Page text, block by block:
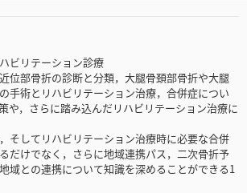
ビリテーション診療
位部骨折の診断と分類，大腿骨頚部骨折や大腿
手術とリハビリテーション治療，合併症につい
や，さらに踏み込んだリハビリテーション治療に
そしてリハビリテーション治療時に必要な合併
だけでなく，さらに地域連携パス，二次骨折予
域との連携について知識を深めることができる1